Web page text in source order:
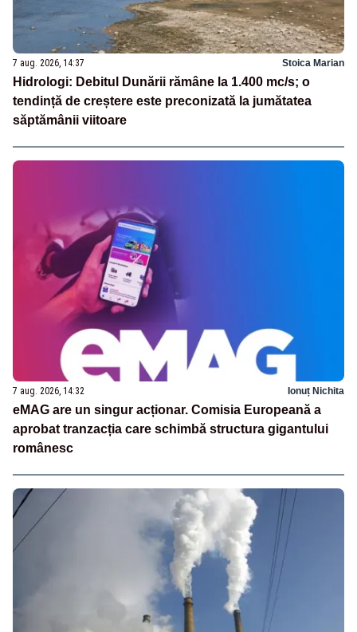
7 aug. 2026, 14:37 Stoica Marian
Hidrologi: Debitul Dunării rămâne la 1.400 mc/s; o
tendință de creștere este preconizată la jumătatea
săptămânii viitoare
7 aug. 2026, 14:32 Ionuț Nichita
eMAG are un singur acționar. Comisia Europeană a
aprobat tranzacția care schimbă structura gigantului
românesc